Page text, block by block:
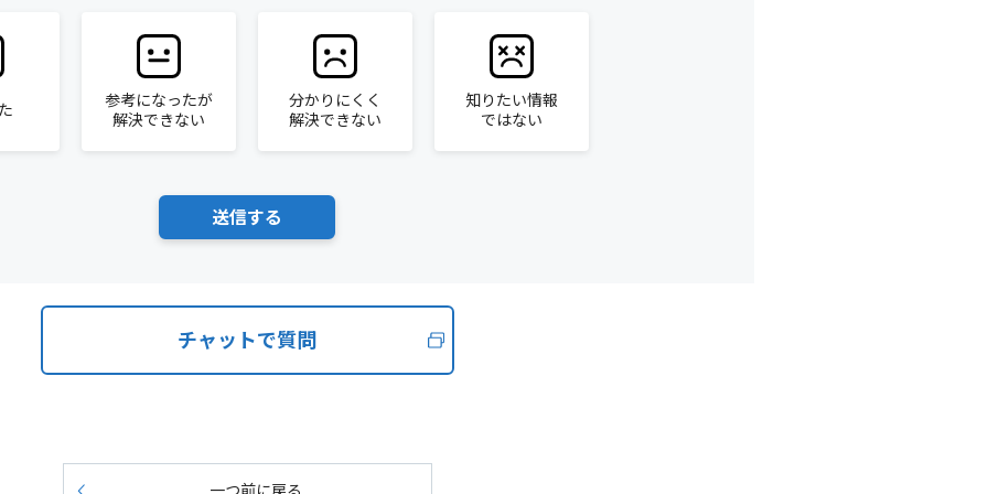
参考になったが
解決できない
分かりにくく
解決できない
知りたい情報
ではない
チャットで質問
一つ前に戻る